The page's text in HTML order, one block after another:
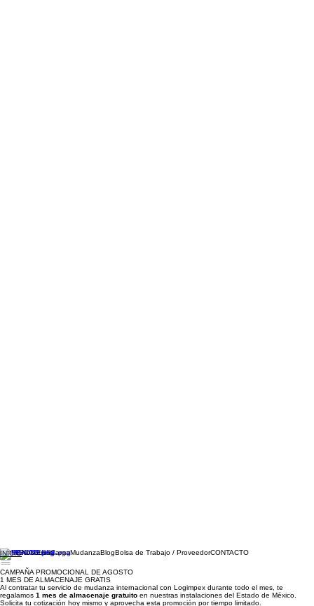
INICIONosotrosCargaMudanza BlogBolsa de Trabajo / Proveedor
CAMPAÑA PROMOCIONAL DE AGOSTO
1 MES DE ALMACENAJE GRATIS